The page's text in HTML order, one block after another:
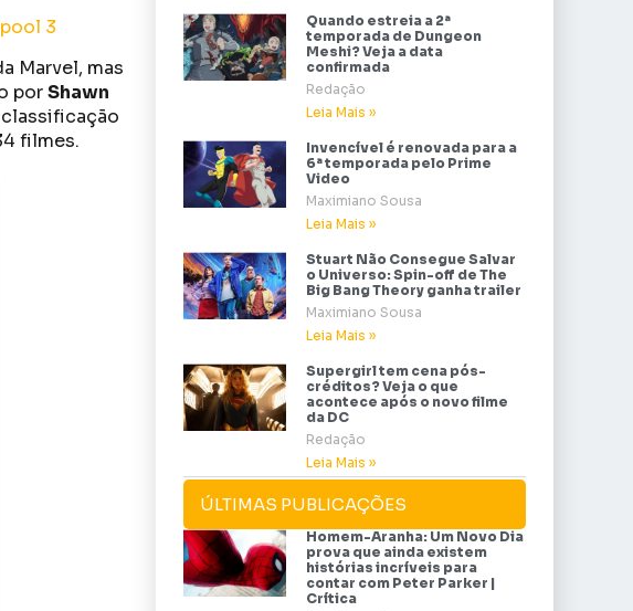
3
Marvel, mas
porShawn
filmes.
Quando estreia a 2ª
temporada de Dungeon
Meshi? Veja a data
confirmada
Redação
Leia Mais »
Invencível é renovada para a
6ª temporada pelo Prime
Video
Maximiano Sousa
Leia Mais »
Stuart Não Consegue Salvar
o Universo: Spin-off de The
Big Bang Theory ganha trailer
Maximiano Sousa
Leia Mais »
Supergirl tem cena pós-
créditos? Veja o que
acontece após o novo filme
da DC
Redação
Leia Mais »
ÚLTIMAS PUBLICAÇÕES
Homem-Aranha: Um Novo Dia
prova que ainda existem
histórias incríveis para
contar com Peter Parker |
Crítica